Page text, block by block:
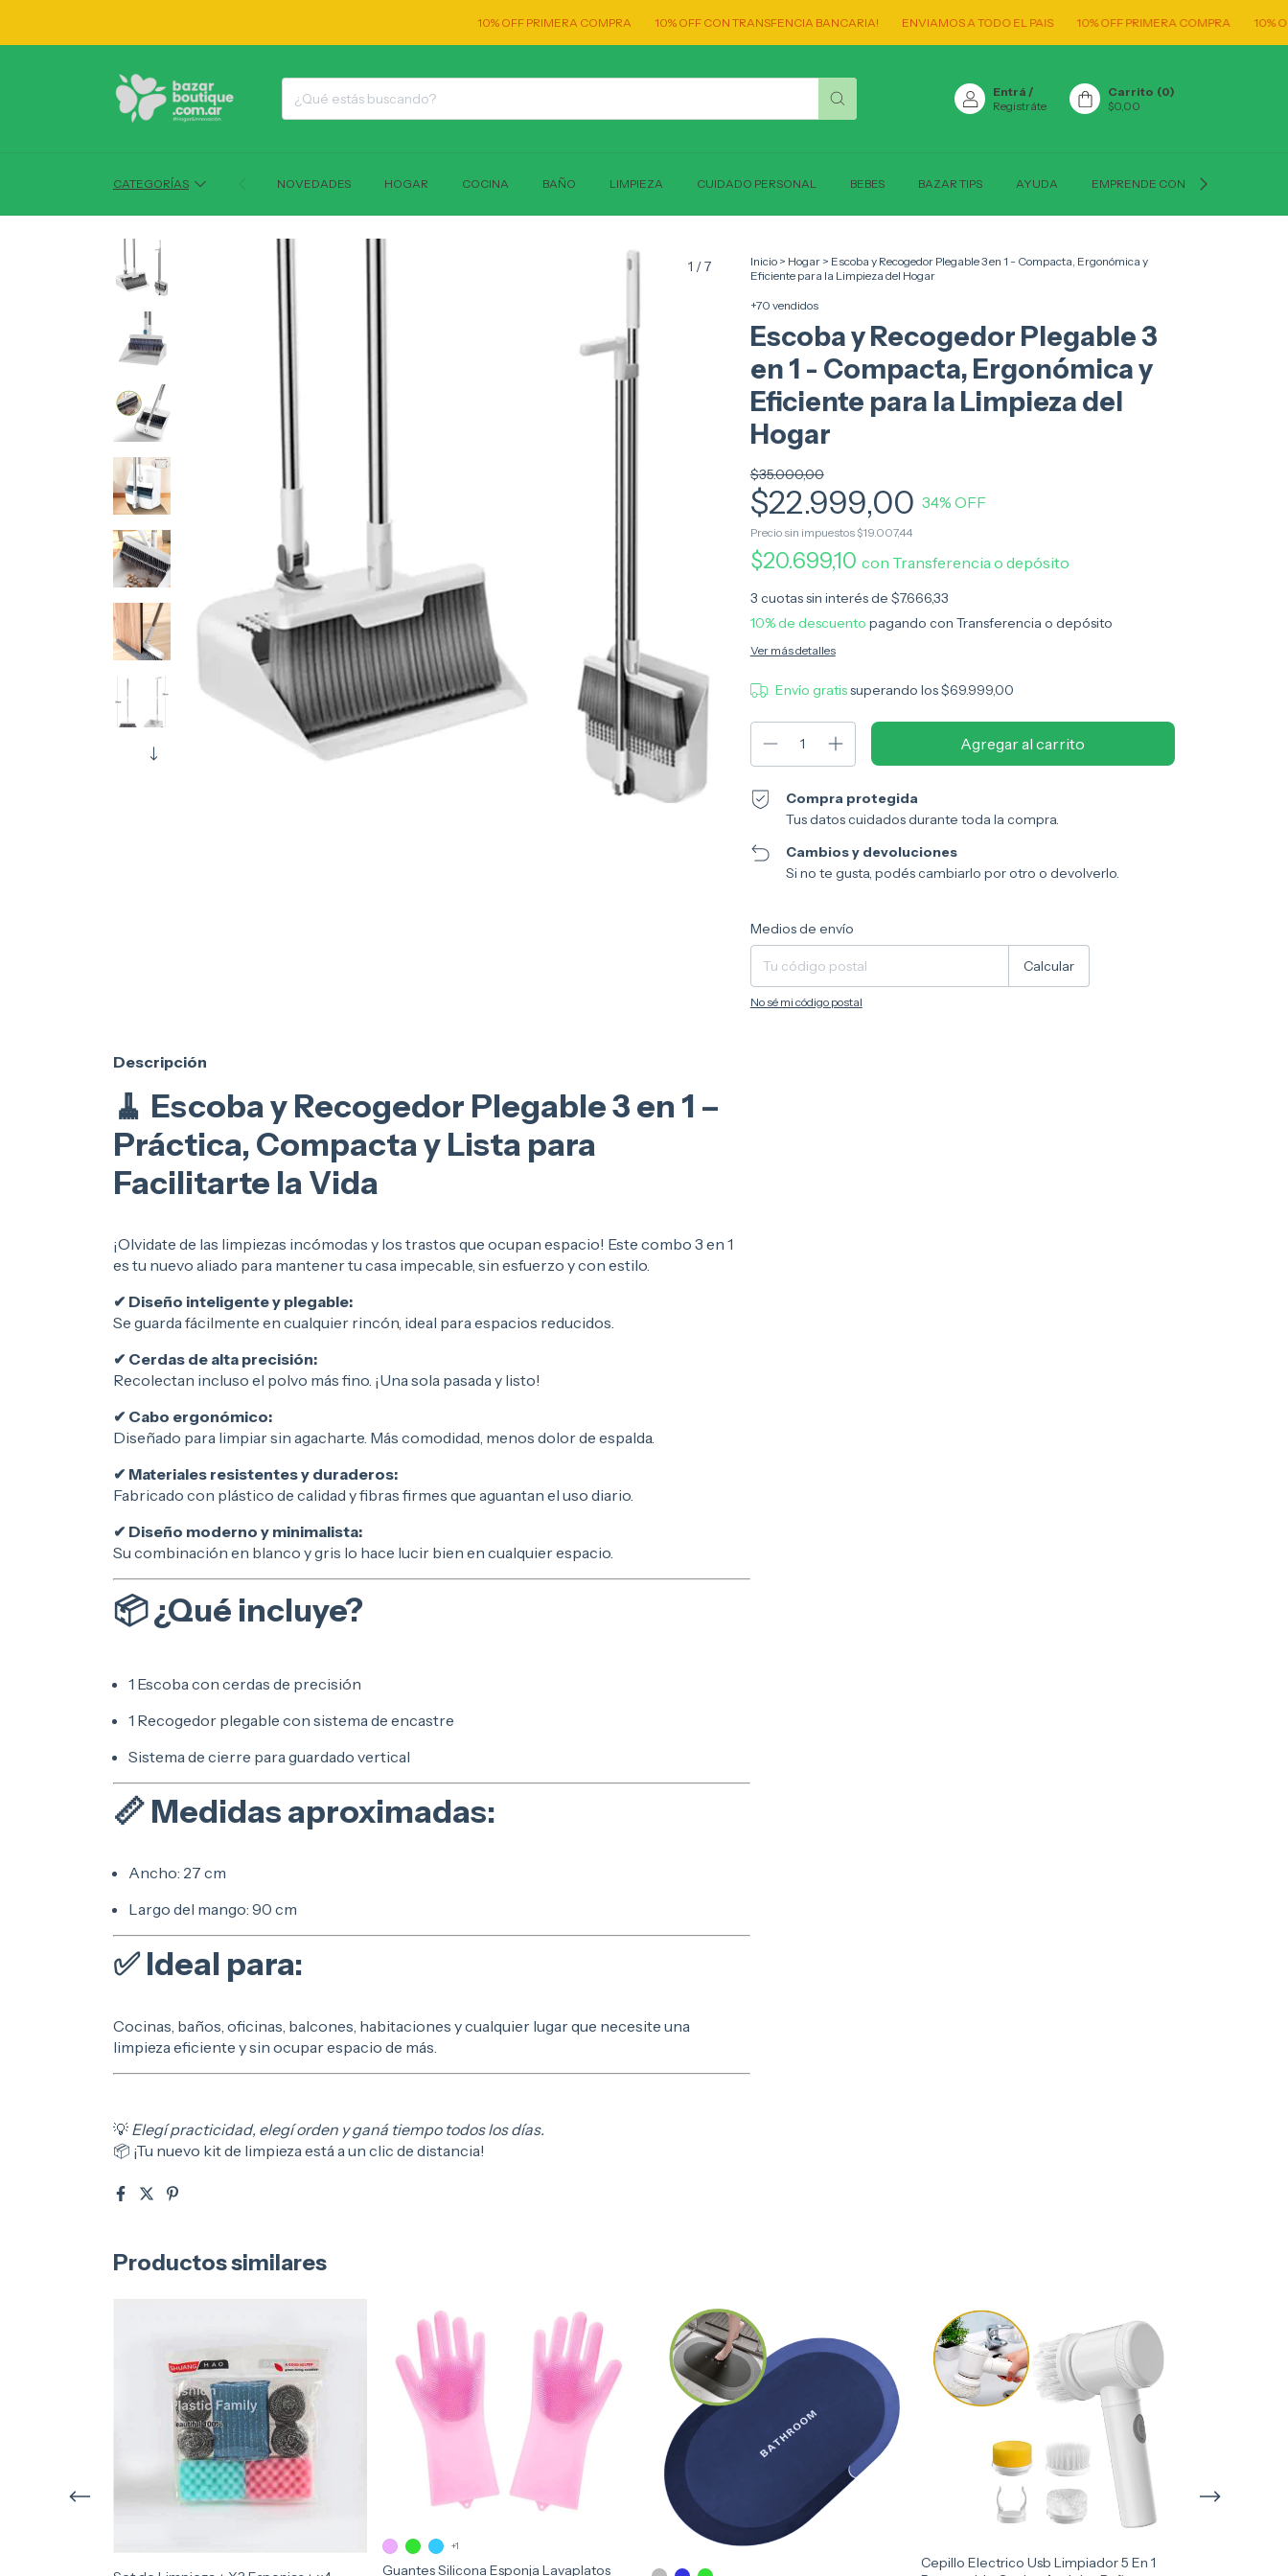
10% OFF PRIMERA COMPRA 10% OFF CON TRANSFENCIA BANCARIA! ENVIAMOS A TODO EL PAIS 10% OFF PRIMERA COMPRA 10% OFF CON
Entrá /
Registráte
Carrito (0)
$0,00
CATEGORÍAS NOVEDADES HOGAR COCINA BAÑO LIMPIEZA CUIDADO PERSONAL BEBES BAZAR TIPS AYUDA EMPRENDE CON NOSOTROS
1 /7 Inicio > Hogar > Escoba y Recogedor Plegable 3 en 1 - Compacta, Ergonómica y
Eficiente para la Limpieza del Hogar
+70 vendidos
Escoba y Recogedor Plegable 3
en 1 - Compacta, Ergonómica y
Eficiente para la Limpieza del
Hogar
$35.000,00
$22.999,00 34% OFF
Precio sin impuestos $19.007,44
$20.699,10 con Transferencia o depósito
3 cuotas sin interés de $7.666,33
10% de descuento pagando con Transferencia o depósito
Ver más detalles
Envío gratissuperando los$69.999,00
Compra protegida
Tus datos cuidados durante toda la compra.
Cambios y devoluciones
Si no te gusta, podés cambiarlo por otro o devolverlo.
Entregas para el CP:
Medios de envío
Calcular
No sé mi código postal
Descripción
🧹 Escoba y Recogedor Plegable 3 en 1 –
Práctica, Compacta y Lista para
Facilitarte la Vida
¡Olvidate de las limpiezas incómodas y los trastos que ocupan espacio! Este combo 3 en 1
es tu nuevo aliado para mantener tu casa impecable, sin esfuerzo y con estilo.
✔ Diseño inteligente y plegable:
Se guarda fácilmente en cualquier rincón, ideal para espacios reducidos.
✔ Cerdas de alta precisión:
Recolectan incluso el polvo más fino. ¡Una sola pasada y listo!
✔ Cabo ergonómico:
Diseñado para limpiar sin agacharte. Más comodidad, menos dolor de espalda.
✔ Materiales resistentes y duraderos:
Fabricado con plástico de calidad y fibras firmes que aguantan el uso diario.
✔ Diseño moderno y minimalista:
Su combinación en blanco y gris lo hace lucir bien en cualquier espacio.
📦 ¿Qué incluye?
1 Escoba con cerdas de precisión
1 Recogedor plegable con sistema de encastre
Sistema de cierre para guardado vertical
📏 Medidas aproximadas:
Ancho: 27 cm
Largo del mango: 90 cm
✅ Ideal para:
Cocinas, baños, oficinas, balcones, habitaciones y cualquier lugar que necesite una
limpieza eficiente y sin ocupar espacio de más.
💡 Elegí practicidad, elegí orden y ganá tiempo todos los días.
📦 ¡Tu nuevo kit de limpieza está a un clic de distancia!
Productos similares
Guantes Silicona Esponja Lavaplatos
+1
Cepillo Electrico Usb Limpiador 5 En 1